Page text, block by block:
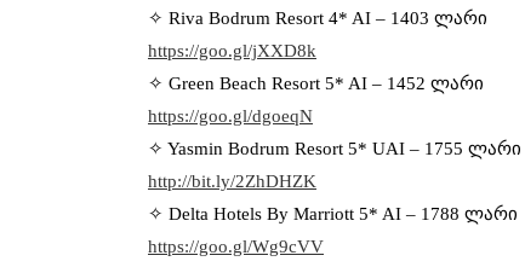
✧ Riva Bodrum Resort 4* AI – 1403 ლარი
https://goo.gl/jXXD8k
✧ Green Beach Resort 5* AI – 1452 ლარი
https://goo.gl/dgoeqN
✧ Yasmin Bodrum Resort 5* UAI – 1755 ლარი
http://bit.ly/2ZhDHZK
✧ Delta Hotels By Marriott 5* AI – 1788 ლარი
https://goo.gl/Wg9cVV